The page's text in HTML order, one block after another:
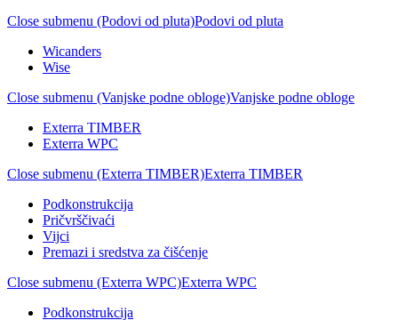
Close submenu (Podovi od pluta)Podovi od pluta
Wicanders
Wise
Close submenu (Vanjske podne obloge)Vanjske podne obloge
Exterra TIMBER
Exterra WPC
Close submenu (Exterra TIMBER)Exterra TIMBER
Podkonstrukcija
Pričvrščivaći
Vijci
Premazi i sredstva za čišćenje
Close submenu (Exterra WPC)Exterra WPC
Podkonstrukcija